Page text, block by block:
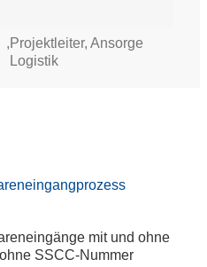
,Projektleiter, Ansorge
Logistik
mit und ohne
SSCC-Nummer